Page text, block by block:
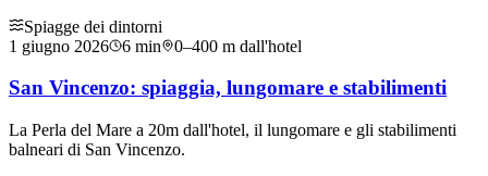
Spiagge dei dintorni
1 giugno 2026
6 min 0–400 m dall'hotel
San Vincenzo: spiaggia, lungomare e stabilimenti
La Perla del Mare a 20m dall'hotel, il lungomare e gli stabilimenti
balneari di San Vincenzo.